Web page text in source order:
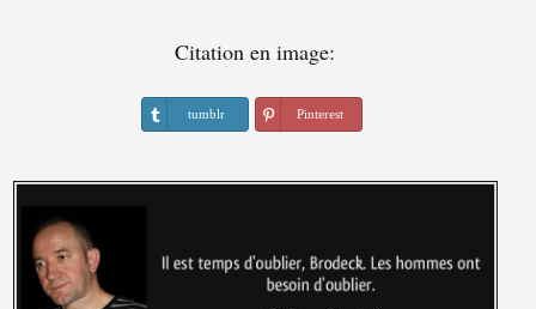
Citation en image:
tumblr Pinterest